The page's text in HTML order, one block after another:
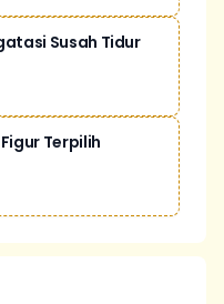
Susah Tidur
Terpilih